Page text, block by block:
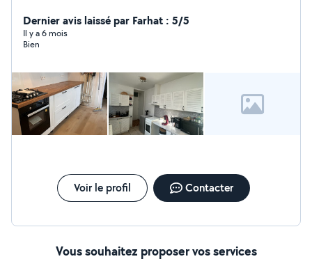
Dernier avis laissé par Farhat : 5/5
Il y a 6 mois
Bien
Voir le profil Contacter
Vous souhaitez proposer vos services